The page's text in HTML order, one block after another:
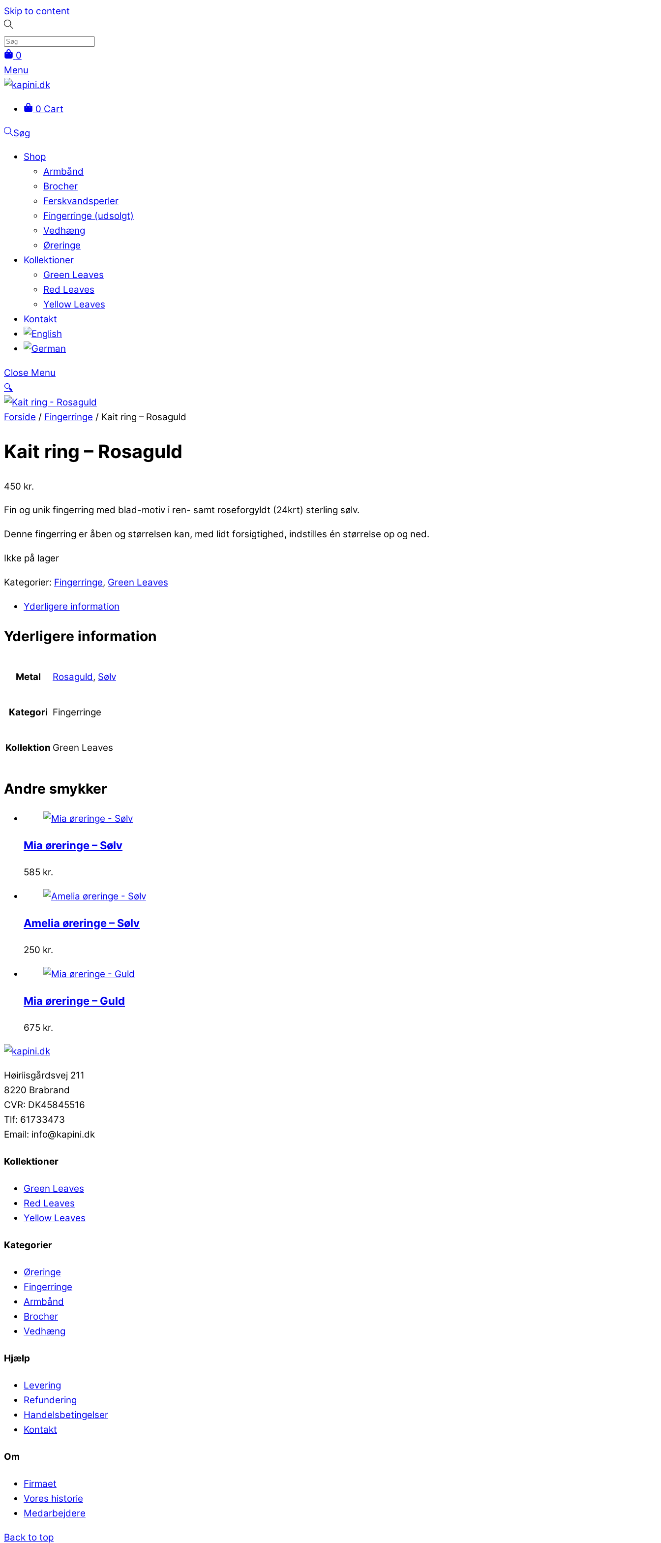
Skip to content
0
Menu
0 Cart
Søg
Shop
Armbånd
Brocher
Ferskvandsperler
Fingerringe (udsolgt)
Vedhæng
Øreringe
Kollektioner
Green Leaves
Red Leaves
Yellow Leaves
Kontakt
Close Menu
🔍
Forside / Fingerringe / Kait ring – Rosaguld
Kait ring – Rosaguld
450 kr.
Fin og unik fingerring med blad-motiv i ren- samt roseforgyldt (24krt) sterling sølv.
Denne fingerring er åben og størrelsen kan, med lidt forsigtighed, indstilles én størrelse op og ned.
Ikke på lager
Kategorier: Fingerringe, Green Leaves
Yderligere information
Yderligere information
Metal Rosaguld, Sølv
Kategori Fingerringe
Kollektion Green Leaves
Andre smykker
Mia øreringe – Sølv
585 kr.
Amelia øreringe – Sølv
250 kr.
Mia øreringe – Guld
675 kr.
Høiriisgårdsvej 211
8220 Brabrand
CVR: DK45845516
Tlf: 61733473
Email: info@kapini.dk
Kollektioner
Green Leaves
Red Leaves
Yellow Leaves
Kategorier
Øreringe
Fingerringe
Armbånd
Brocher
Vedhæng
Hjælp
Levering
Refundering
Handelsbetingelser
Kontakt
Om
Firmaet
Vores historie
Medarbejdere
Back to top